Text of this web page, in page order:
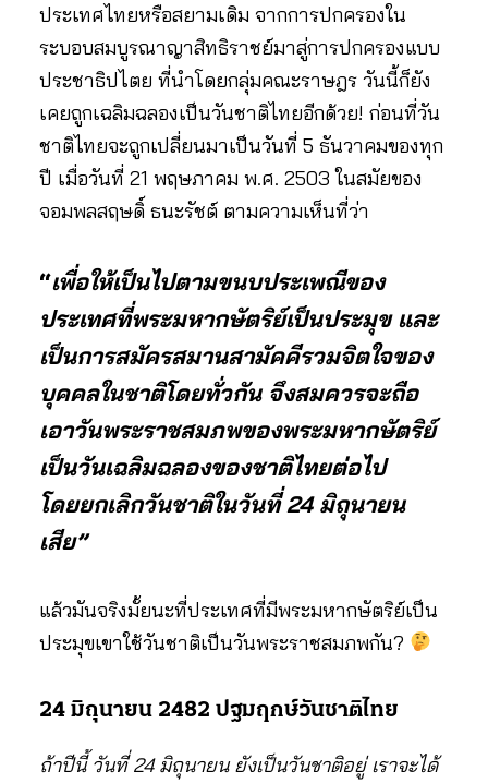
ประเทศไทยหรือสยามเดิม จากการปกครองใน
ระบอบสมบูรณาญาสิทธิราชย์มาสู่การปกครองแบบ
ประชาธิปไตย ที่นำโดยกลุ่มคณะราษฎร วันนี้ก็ยัง
เคยถูกเฉลิมฉลองเป็นวันชาติไทยอีกด้วย! ก่อนที่วัน
ชาติไทยจะถูกเปลี่ยนมาเป็นวันที่ 5 ธันวาคมของทุก
ปี เมื่อวันที่ 21 พฤษภาคม พ.ศ. 2503 ในสมัยของ
จอมพลสฤษดิ์ ธนะรัชต์ ตามความเห็นที่ว่า
“เพื่อให้เป็นไปตามขนบประเพณีของ
ประเทศที่พระมหากษัตริย์เป็นประมุข และ
เป็นการสมัครสมานสามัคคีรวมจิตใจของ
บุคคลในชาติโดยทั่วกัน จึงสมควรจะถือ
เอาวันพระราชสมภพของพระมหากษัตริย์
เป็นวันเฉลิมฉลองของชาติไทยต่อไป
โดยยกเลิกวันชาติในวันที่ 24 มิถุนายน
เสีย”
แล้วมันจริงมั้ยนะที่ประเทศที่มีพระมหากษัตริย์เป็น
ประมุขเขาใช้วันชาติเป็นวันพระราชสมภพกัน​?
24 มิถุนายน 2482 ปฐมฤกษ์วันชาติไทย
ถ้าปีนี้ วันที่ 24 มิถุนายน ยังเป็นวันชาติอยู่ เราจะได้